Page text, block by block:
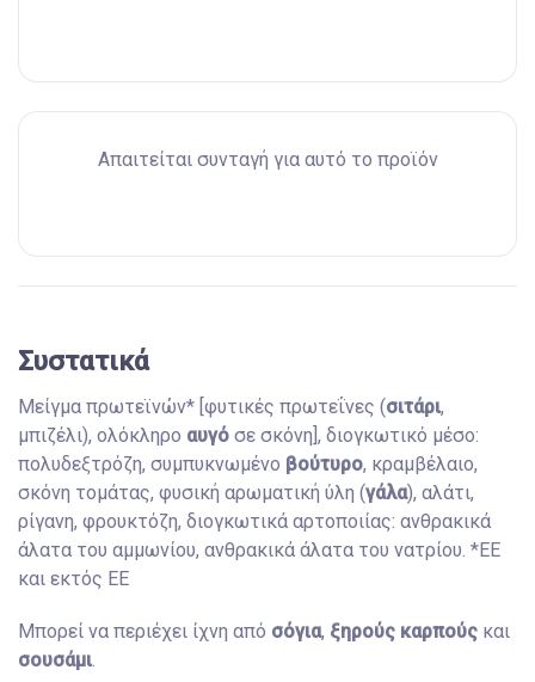
Απαιτείται συνταγή για αυτό το προϊόν
Συστατικά
Μείγμα πρωτεϊνών* [φυτικές πρωτεΐνες (σιτάρι,
μπιζέλι), ολόκληρο αυγό σε σκόνη], διογκωτικό μέσο:
πολυδεξτρόζη, συμπυκνωμένο βούτυρο, κραμβέλαιο,
σκόνη τομάτας, φυσική αρωματική ύλη (γάλα), αλάτι,
ρίγανη, φρουκτόζη, διογκωτικά αρτοποιίας: ανθρακικά
άλατα του αμμωνίου, ανθρακικά άλατα του νατρίου. *EE
και εκτός ΕΕ
Μπορεί να περιέχει ίχνη από σόγια, ξηρούς καρπούς και
σουσάμι.